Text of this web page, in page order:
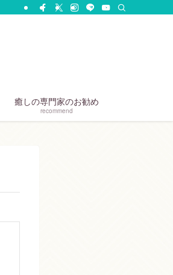
癒しの専門家のお勧め
recommend